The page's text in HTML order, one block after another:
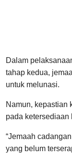
Dalam
tahap kedua,
untuk melunasi.
Namun, kepastian
pada ketersediaan
“Jemaah
yang belum